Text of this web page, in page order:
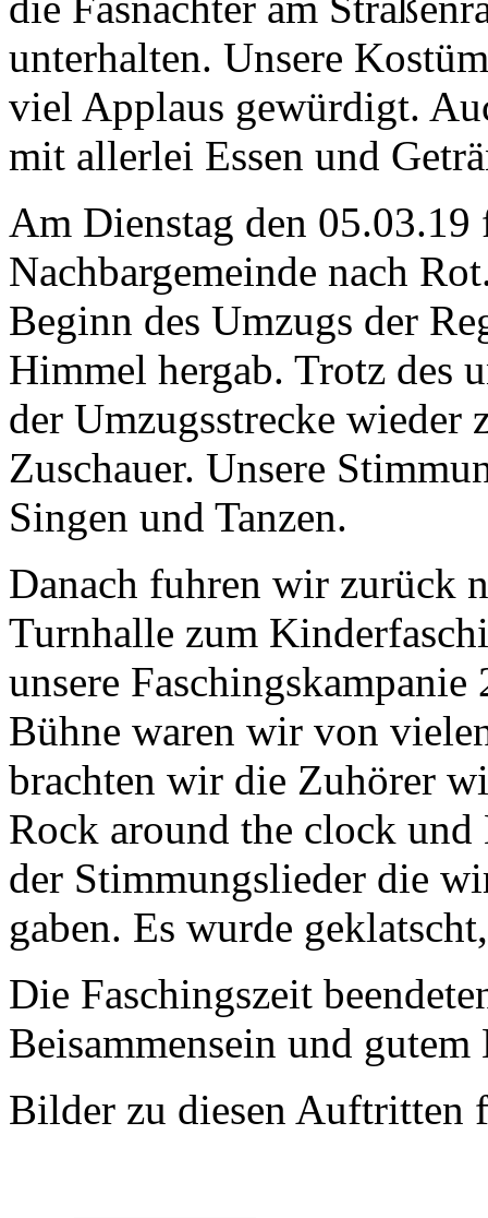
unterhalten. Unsere
viel Applaus gewürdigt.
mit allerlei Essen und
Am Dienstag den
Nachbargemeinde nach
Beginn des Umzugs der
Himmel hergab. Trotz des
der Umzugsstrecke wieder
Zuschauer. Unsere
Singen und Tanzen.
Danach fuhren wir zurück
Turnhalle zum
unsere
Bühne waren wir von
brachten wir die Zuhörer
Rock around the clock
der Stimmungslieder die
gaben. Es wurde
Die Faschingszeit
Beisammensein und gutem
Bilder zu diesen Auftritten